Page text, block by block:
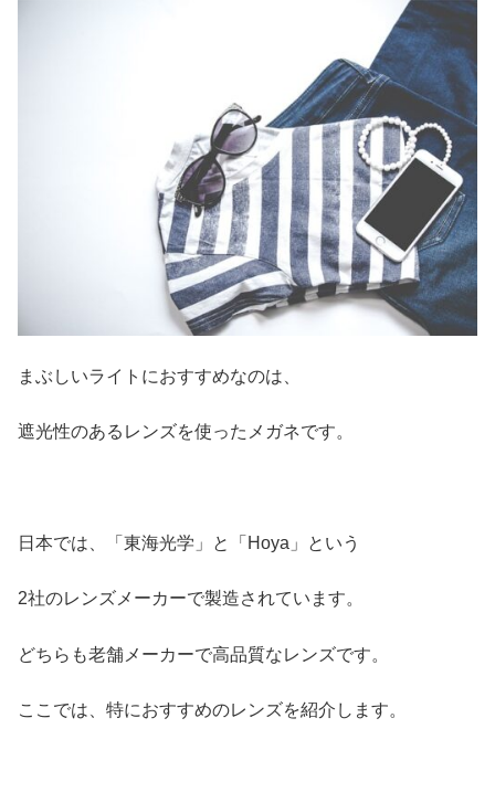
まぶしいライトにおすすめなのは、
遮光性のあるレンズを使ったメガネです。
日本では、「東海光学」と「Hoya」という
2社のレンズメーカーで製造されています。
どちらも老舗メーカーで高品質なレンズです。
ここでは、特におすすめのレンズを紹介します。